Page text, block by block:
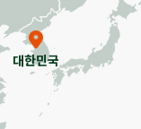
대한민국